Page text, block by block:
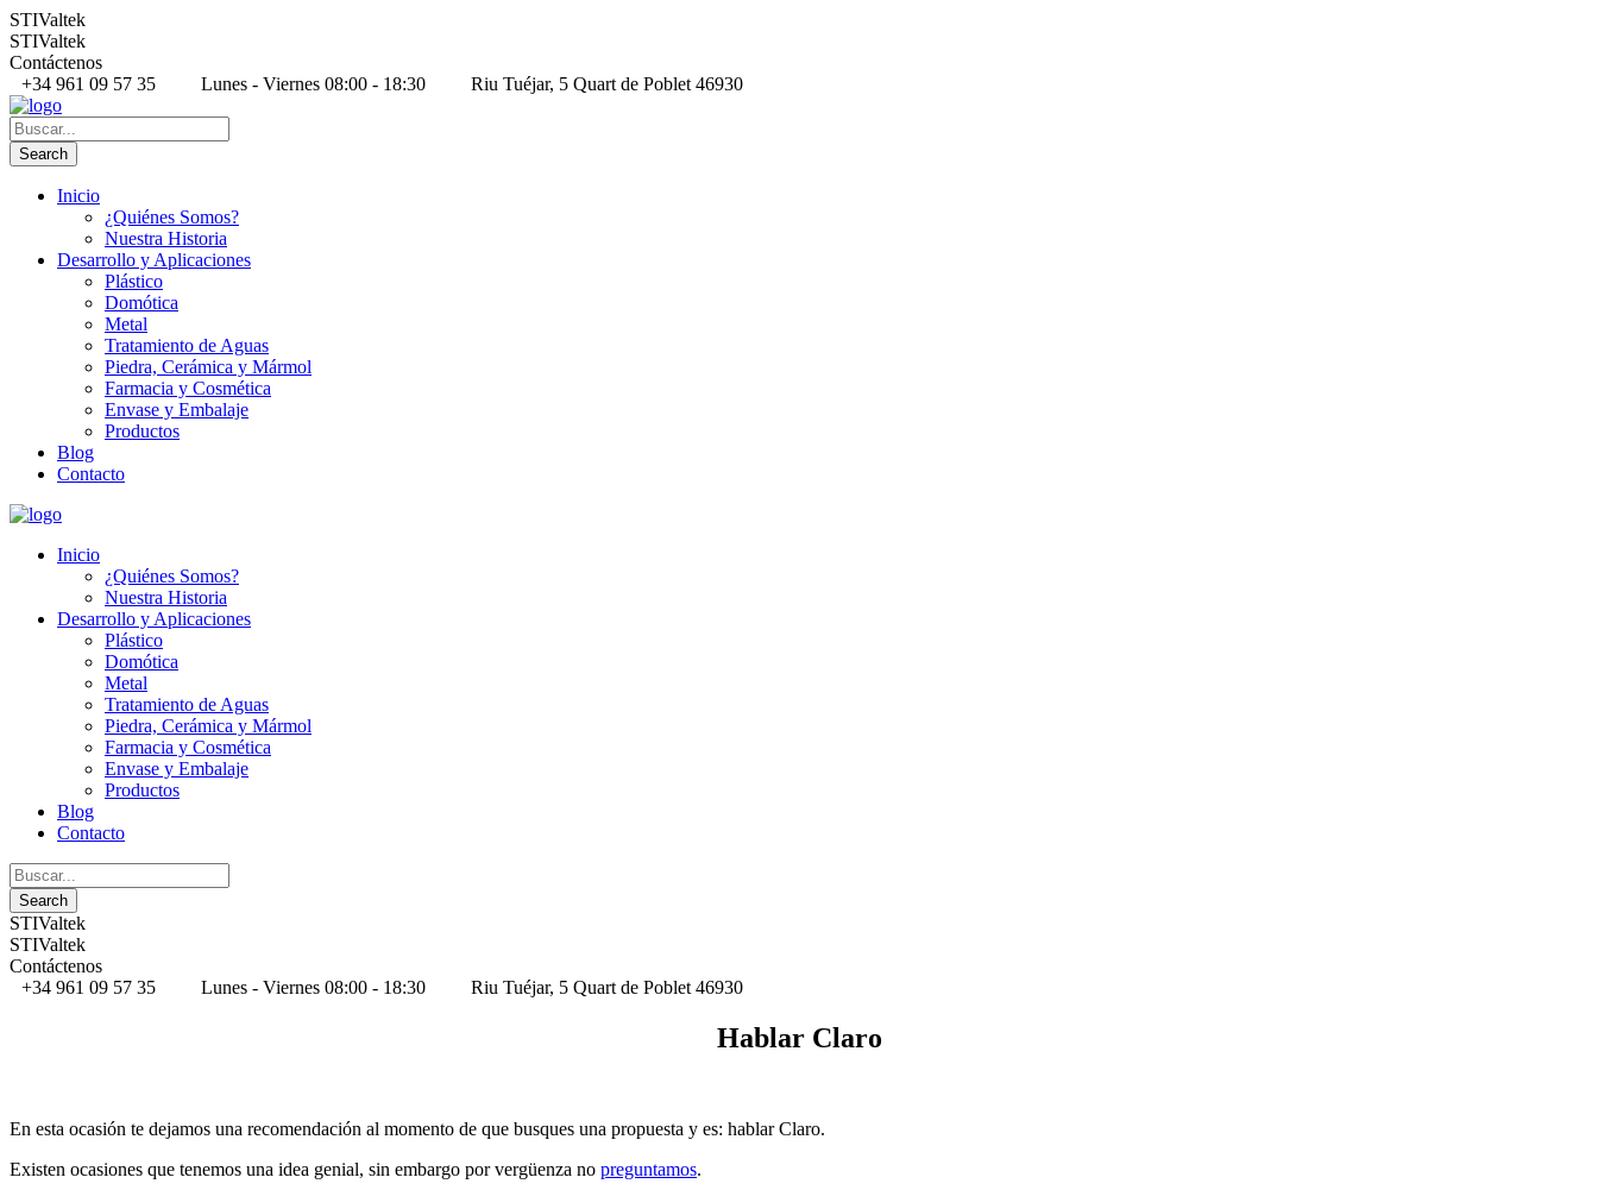
STIValtek
STIValtek
Contáctenos
+34 961 09 57 35
Lunes - Viernes 08:00 - 18:30 Riu Tuéjar, 5 Quart de Poblet 46930
Inicio
¿Quiénes Somos?
Nuestra Historia
Desarrollo y Aplicaciones
Plástico
Domótica
Metal
Tratamiento de Aguas
Piedra, Cerámica y Mármol
Farmacia y Cosmética
Envase y Embalaje
Productos
Blog
Contacto
Inicio
¿Quiénes Somos?
Nuestra Historia
Desarrollo y Aplicaciones
Plástico
Domótica
Metal
Tratamiento de Aguas
Piedra, Cerámica y Mármol
Farmacia y Cosmética
Envase y Embalaje
Productos
Blog
Contacto
STIValtek
STIValtek
Contáctenos
+34 961 09 57 35
Lunes - Viernes 08:00 - 18:30 Riu Tuéjar, 5 Quart de Poblet 46930
Hablar Claro
En esta ocasión te dejamos una recomendación al momento de que busques una propuesta y es: hablar Claro.
Existen ocasiones que tenemos una idea genial, sin embargo por vergüenza no preguntamos.